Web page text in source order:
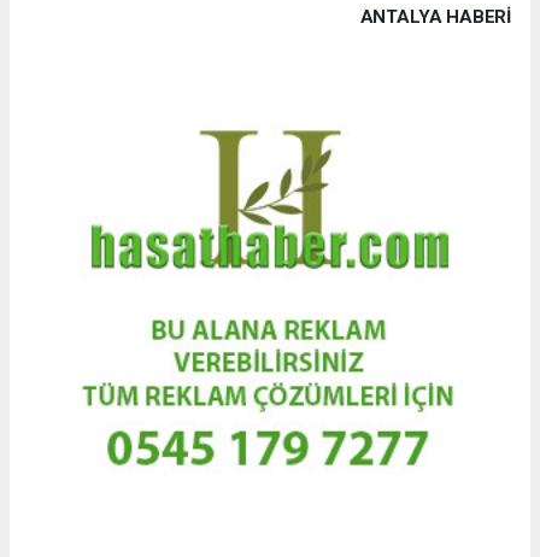
ANTALYA HABERİ